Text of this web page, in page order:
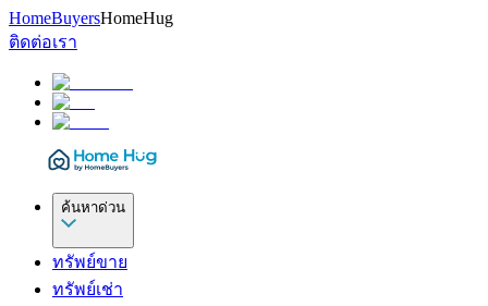
HomeBuyersHomeHug
ติดต่อเรา
ค้นหาด่วน
ทรัพย์ขาย
ทรัพย์เช่า